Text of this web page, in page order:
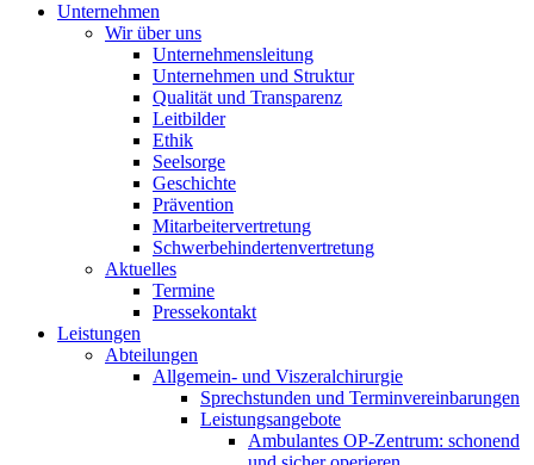
Unternehmen
Wir über uns
Unternehmensleitung
Unternehmen und Struktur
Qualität und Transparenz
Leitbilder
Ethik
Seelsorge
Geschichte
Prävention
Mitarbeitervertretung
Schwerbehindertenvertretung
Aktuelles
Termine
Pressekontakt
Leistungen
Abteilungen
Allgemein- und Viszeralchirurgie
Sprechstunden und Terminvereinbarungen
Leistungsangebote
Ambulantes OP-Zentrum: schonend